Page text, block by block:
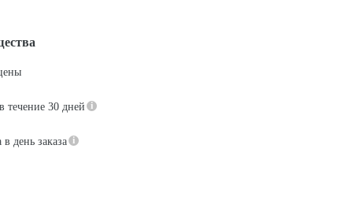
течение 30 дней
в день заказа